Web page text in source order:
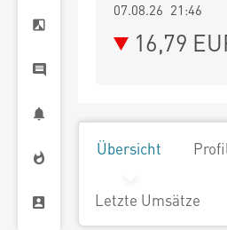
07.08.26 21:46
16,79
Übersicht
Letzte Umsätze